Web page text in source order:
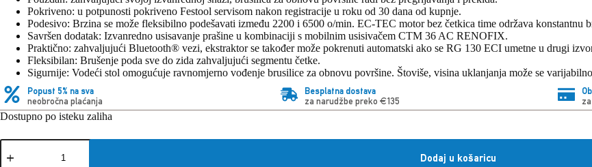
Pokriveno: u potpunosti pokriveno Festool servisom nakon registracije u roku od 30 dana od kupnje.
Podesivo: Brzina se može fleksibilno podešavati između 2200 i 6500 o/min. EC-TEC motor bez četkica time održava konstantnu
Savršen dodatak: Izvanredno usisavanje prašine u kombinaciji s mobilnim usisivačem CTM 36 AC RENOFIX.
Praktično: zahvaljujući Bluetooth® vezi, ekstraktor se također može pokrenuti automatski ako se RG 130 ECI umetne u drugi
Fleksibilan: Brušenje poda sve do zida zahvaljujući segmentu četke.
Sigurnije: Vodeći stol omogućuje ravnomjerno vođenje brusilice za obnovu površine. Štoviše, visina uklanjanja može se
Popust 5% na sva
neobročna plaćanja
Besplatna dostava
za narudžbe preko €135
Dostupno po isteku zaliha
Festool
Brusilice
Dodaj u košaricu